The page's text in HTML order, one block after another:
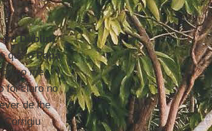
emDublin)
que oPapa
me
foi claro no
de lhe
Corrigiu